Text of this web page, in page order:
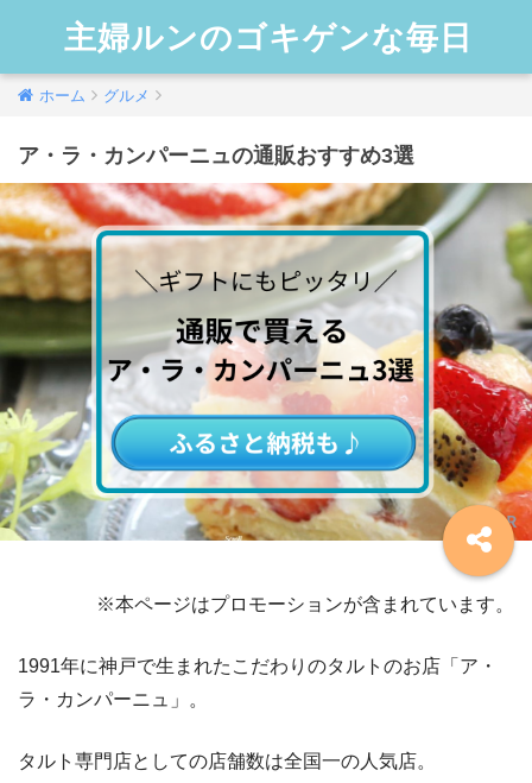
主婦ルンのゴキゲンな毎日
ホーム グルメ
ア・ラ・カンパーニュの通販おすすめ3選
※本ページはプロモーションが含まれています。
1991年に神戸で生まれたこだわりのタルトのお店「ア・
ラ・カンパーニュ」。
タルト専門店としての店舗数は全国一の人気店。